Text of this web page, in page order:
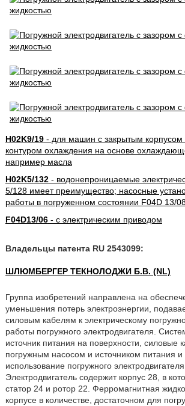
H02K9/19- для машин с закрытым корпусом
контуром охлаждения на основе
например масла
H02K5/132- водонепроницаемые
5/128 имеет преимущество; насосные
работы в погруженном состоянии F04D 13/
F04D13/06- с электрическим приводом
Владельцы патента RU 2543099:
ШЛЮМБЕРГЕР ТЕКНОЛОДЖИ Б.В. (NL)
Группа изобретений направлена на
уменьшения потерь электроэнергии,
силовым кабелям к электрическому
работы погружного электродвигателя.
источник питания на поверхности, силовые
погружным насосом и источником питания и
использование погружного электродвигателя
Электродвигатель содержит корпус 28, в
статор 24 и ротор 22. Ферромагнитная
корпусе в количестве, достаточном для